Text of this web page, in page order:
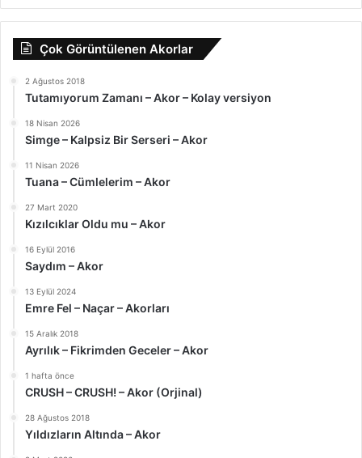
Çok Görüntülenen Akorlar
2 Ağustos 2018
Tutamıyorum Zamanı – Akor – Kolay versiyon
18 Nisan 2026
Simge – Kalpsiz Bir Serseri – Akor
11 Nisan 2026
Tuana – Cümlelerim – Akor
27 Mart 2020
Kızılcıklar Oldu mu – Akor
16 Eylül 2016
Saydım – Akor
13 Eylül 2024
Emre Fel – Naçar – Akorları
15 Aralık 2018
Ayrılık – Fikrimden Geceler – Akor
1 hafta önce
CRUSH – CRUSH! – Akor (Orjinal)
28 Ağustos 2018
Yıldızların Altında – Akor